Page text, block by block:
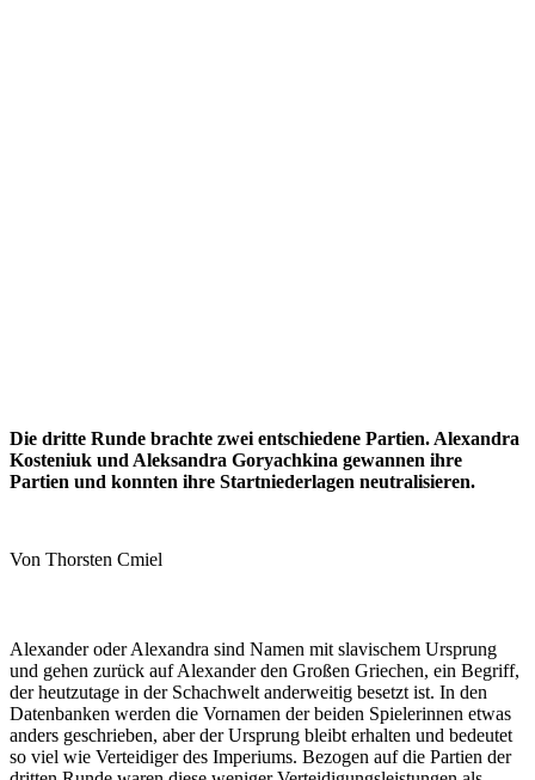
Die dritte Runde brachte zwei entschiedene Partien. Alexandra
Kosteniuk und Aleksandra Goryachkina gewannen ihre
Partien und konnten ihre Startniederlagen neutralisieren.
Von Thorsten Cmiel
Alexander oder Alexandra sind Namen mit slavischem Ursprung
und gehen zurück auf Alexander den Großen Griechen, ein Begriff,
der heutzutage in der Schachwelt anderweitig besetzt ist. In den
Datenbanken werden die Vornamen der beiden Spielerinnen etwas
anders geschrieben, aber der Ursprung bleibt erhalten und bedeutet
so viel wie Verteidiger des Imperiums. Bezogen auf die Partien der